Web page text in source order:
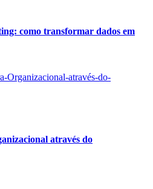
como transformar dados em
através do